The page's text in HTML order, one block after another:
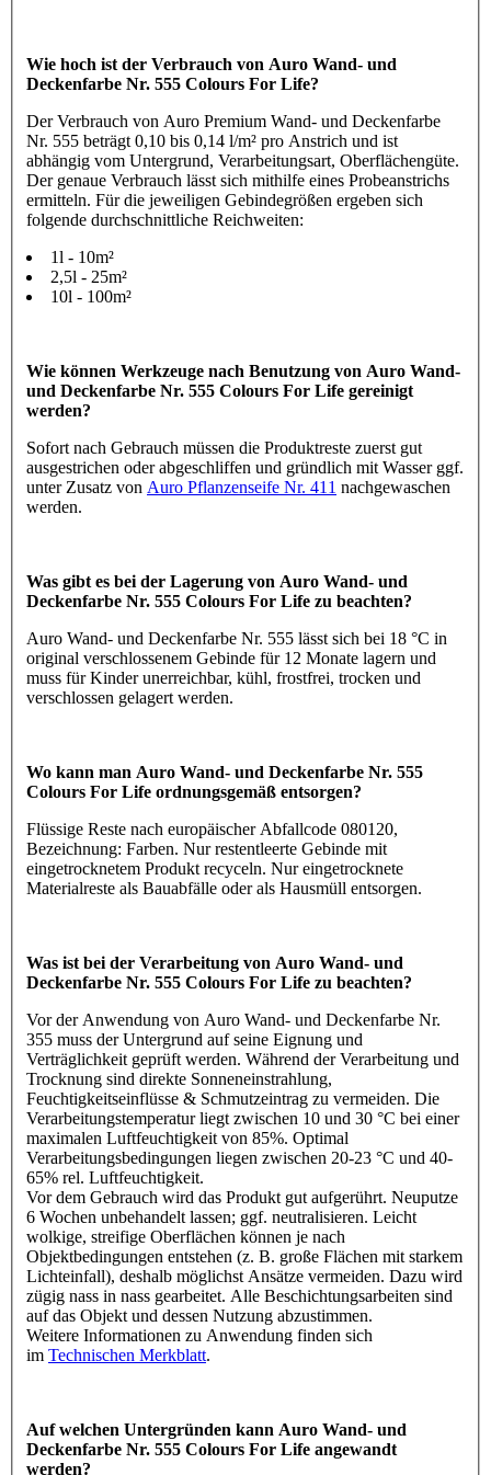
Wie hoch ist der Verbrauch von Auro Wand- und
Deckenfarbe Nr. 555 Colours For Life?
Der Verbrauch von Auro Premium Wand- und Deckenfarbe
Nr. 555 beträgt 0,10 bis 0,14 l/m² pro Anstrich und ist
abhängig vom Untergrund, Verarbeitungsart, Oberflächengüte.
Der genaue Verbrauch lässt sich mithilfe eines Probeanstrichs
ermitteln. Für die jeweiligen Gebindegrößen ergeben sich
folgende durchschnittliche Reichweiten:
1l - 10m²
2,5l - 25m²
10l - 100m²
Wie können Werkzeuge nach Benutzung von Auro Wand-
und Deckenfarbe Nr. 555 Colours For Life gereinigt
werden?
Sofort nach Gebrauch müssen die Produktreste zuerst gut
ausgestrichen oder abgeschliffen und gründlich mit Wasser ggf.
unter Zusatz von Auro Pflanzenseife Nr. 411 nachgewaschen
werden.
Was gibt es bei der Lagerung von Auro Wand- und
Deckenfarbe Nr. 555 Colours For Life zu beachten?
Auro Wand- und Deckenfarbe Nr. 555 lässt sich bei 18 °C in
original verschlossenem Gebinde für 12 Monate lagern und
muss für Kinder unerreichbar, kühl, frostfrei, trocken und
verschlossen gelagert werden.
Wo kann man Auro Wand- und Deckenfarbe Nr. 555
Colours For Life ordnungsgemäß entsorgen?
Flüssige Reste nach europäischer Abfallcode 080120,
Bezeichnung: Farben. Nur restentleerte Gebinde mit
eingetrocknetem Produkt recyceln. Nur eingetrocknete
Materialreste als Bauabfälle oder als Hausmüll entsorgen.
Was ist bei der Verarbeitung von Auro Wand- und
Deckenfarbe Nr. 555 Colours For Life zu beachten?
Vor der Anwendung von Auro Wand- und Deckenfarbe Nr.
355 muss der Untergrund auf seine Eignung und
Verträglichkeit geprüft werden. Während der Verarbeitung und
Trocknung sind direkte Sonneneinstrahlung,
Feuchtigkeitseinflüsse & Schmutzeintrag zu vermeiden. Die
Verarbeitungstemperatur liegt zwischen 10 und 30 °C bei einer
maximalen Luftfeuchtigkeit von 85%. Optimal
Verarbeitungsbedingungen liegen zwischen 20-23 °C und 40-
65% rel. Luftfeuchtigkeit.
Vor dem Gebrauch wird das Produkt gut aufgerührt. Neuputze
6 Wochen unbehandelt lassen; ggf. neutralisieren. Leicht
wolkige, streifige Oberflächen können je nach
Objektbedingungen entstehen (z. B. große Flächen mit starkem
Lichteinfall), deshalb möglichst Ansätze vermeiden. Dazu wird
zügig nass in nass gearbeitet. Alle Beschichtungsarbeiten sind
auf das Objekt und dessen Nutzung abzustimmen.
Weitere Informationen zu Anwendung finden sich
im Technischen Merkblatt.
Auf welchen Untergründen kann Auro Wand- und
Deckenfarbe Nr. 555 Colours For Life angewandt
werden?